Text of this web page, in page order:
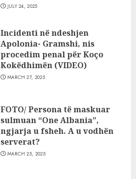
JULY 24, 2025
Incidenti në ndeshjen
Apolonia- Gramshi, nis
procedim penal për Koço
Kokëdhimën (VIDEO)
MARCH 27, 2025
FOTO/ Persona të maskuar
sulmuan “One Albania”,
ngjarja u fsheh. A u vodhën
serverat?
MARCH 25, 2025